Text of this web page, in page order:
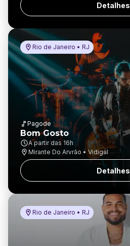
Detalhes
Rio de Janeiro • RJ
Pagode
Bom Gosto
A partir das 16h
Mirante Do Arvrão • Vidigal
Detalhes
Rio de Janeiro • RJ